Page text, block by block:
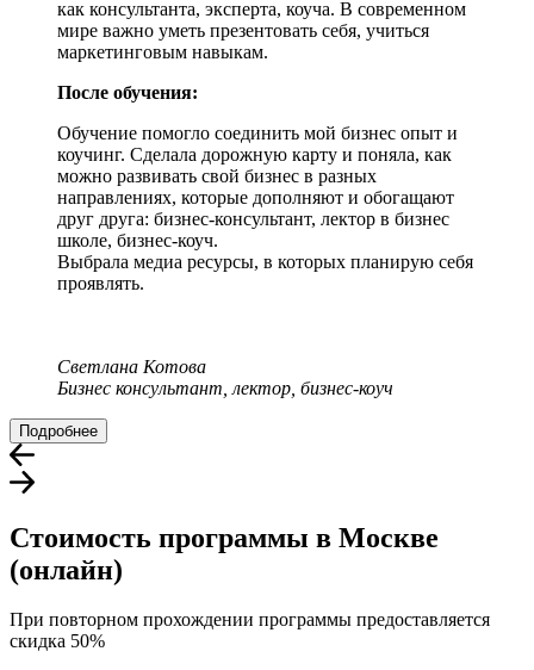
как консультанта, эксперта, коуча. В современном
мире важно уметь презентовать себя, учиться
маркетинговым навыкам.
После обучения:
Обучение помогло соединить мой бизнес опыт и
коучинг. Сделала дорожную карту и поняла, как
можно развивать свой бизнес в разных
направлениях, которые дополняют и обогащают
друг друга: бизнес-консультант, лектор в бизнес
школе, бизнес-коуч.
Выбрала медиа ресурсы, в которых планирую себя
проявлять.
Светлана Котова
Бизнес консультант, лектор, бизнес-коуч
Подробнее
Стоимость программы в Москве
(онлайн)
При повторном прохождении программы предоставляется
скидка 50%